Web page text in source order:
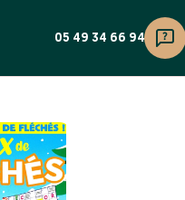
05 49 34 66 94